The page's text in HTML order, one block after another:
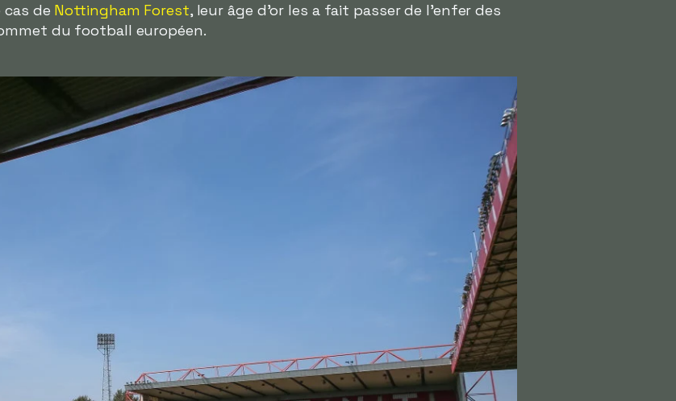
de Nottingham Forest, leur âge d'or les a fait passer de l'enfer des
du football européen.